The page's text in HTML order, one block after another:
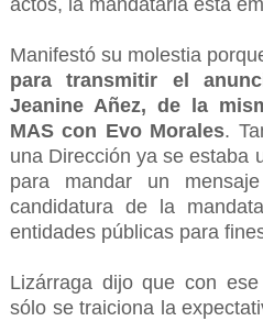
actos, la mandataria está
Manifestó su molestia
para transmitir el
Jeanine Añez, de la
MAS con Evo Morales.
una Dirección ya se estaba
para mandar un
candidatura de la
entidades públicas para
Lizárraga dijo que con
sólo se traiciona la